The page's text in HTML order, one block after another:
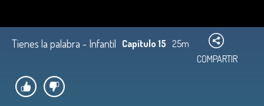
Tienes la palabra - Infantil Capítulo 15 25m
COMPARTIR